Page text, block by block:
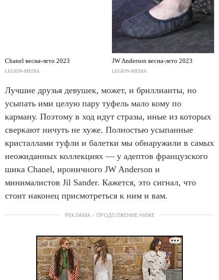
Chanel весна-лето 2023
LEGION-MEDIA
JW Anderson весна-лето 2023
LEGION-MEDIA
Лучшие друзья девушек, может, и бриллианты, но
усыпать ими целую пару туфель мало кому по
карману. Поэтому в ход идут стразы, иные из которых
сверкают ничуть не хуже. Полностью усыпанные
кристаллами туфли и балетки мы обнаружили в самых
неожиданных коллекциях — у адептов французского
шика Chanel, ироничного JW Anderson и
минималистов Jil Sander. Кажется, это сигнал, что
стоит наконец присмотреться к ним и вам.
РЕКЛАМА – ПРОДОЛЖЕНИЕ НИЖЕ